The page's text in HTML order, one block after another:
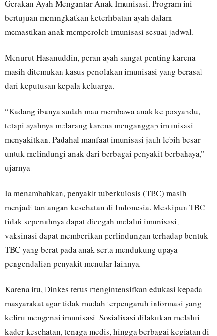
Gerakan Ayah Mengantar Anak Imunisasi. Program ini
bertujuan meningkatkan keterlibatan ayah dalam
memastikan anak memperoleh imunisasi sesuai jadwal.
Menurut Hasanuddin, peran ayah sangat penting karena
masih ditemukan kasus penolakan imunisasi yang berasal
dari keputusan kepala keluarga.
“Kadang ibunya sudah mau membawa anak ke posyandu,
tetapi ayahnya melarang karena menganggap imunisasi
menyakitkan. Padahal manfaat imunisasi jauh lebih besar
untuk melindungi anak dari berbagai penyakit berbahaya,”
ujarnya.
Ia menambahkan, penyakit tuberkulosis (TBC) masih
menjadi tantangan kesehatan di Indonesia. Meskipun TBC
tidak sepenuhnya dapat dicegah melalui imunisasi,
vaksinasi dapat memberikan perlindungan terhadap bentuk
TBC yang berat pada anak serta mendukung upaya
pengendalian penyakit menular lainnya.
Karena itu, Dinkes terus mengintensifkan edukasi kepada
masyarakat agar tidak mudah terpengaruh informasi yang
keliru mengenai imunisasi. Sosialisasi dilakukan melalui
kader kesehatan, tenaga medis, hingga berbagai kegiatan di